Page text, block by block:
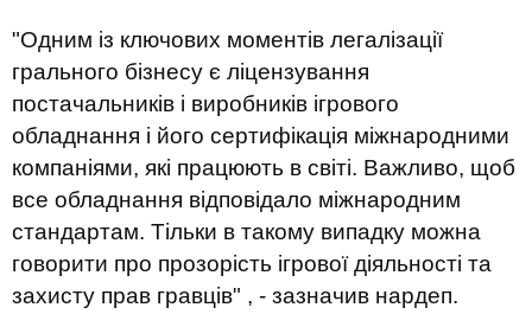
"Одним із ключових моментів легалізації
грального бізнесу є ліцензування
постачальників і виробників ігрового
обладнання і його сертифікація міжнародними
компаніями, які працюють в світі. Важливо, щоб
все обладнання відповідало міжнародним
стандартам. Тільки в такому випадку можна
говорити про прозорість ігрової діяльності та
захисту прав гравців" , - зазначив нардеп.